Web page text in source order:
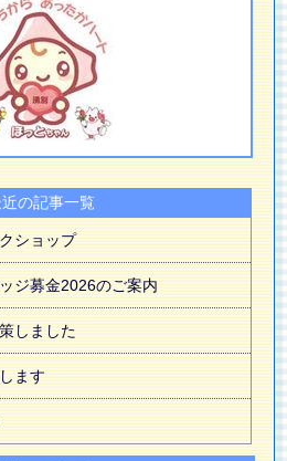
の記事一覧
ショップ
ジ募金2026のご案内
しました
ます